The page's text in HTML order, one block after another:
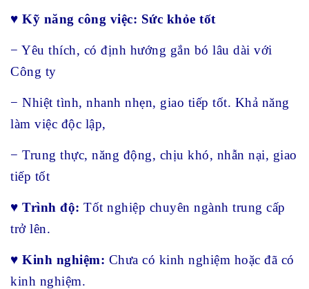
♥ Kỹ năng công việc: Sức khỏe tốt
− Yêu thích, có định hướng gắn bó lâu dài với
Công ty
− Nhiệt tình, nhanh nhẹn, giao tiếp tốt. Khả năng
làm việc độc lập,
− Trung thực, năng động, chịu khó, nhẫn nại, giao
tiếp tốt
♥ Trình độ: Tốt nghiệp chuyên ngành trung cấp
trở lên.
♥ Kinh nghiệm: Chưa có kinh nghiệm hoặc đã có
kinh nghiệm.